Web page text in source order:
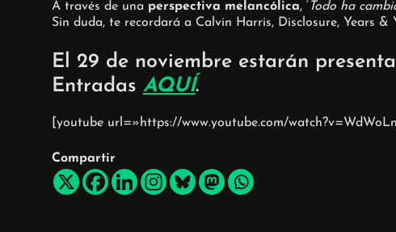
A través de una perspectiva melancólica, ‘ Todo ha
Sin duda, te recordará a Calvin Harris, Disclosure, Years &
El 29 de noviembre estarán
Entradas AQUÍ.
[youtube url=»https://www.youtube.com/
Compartir